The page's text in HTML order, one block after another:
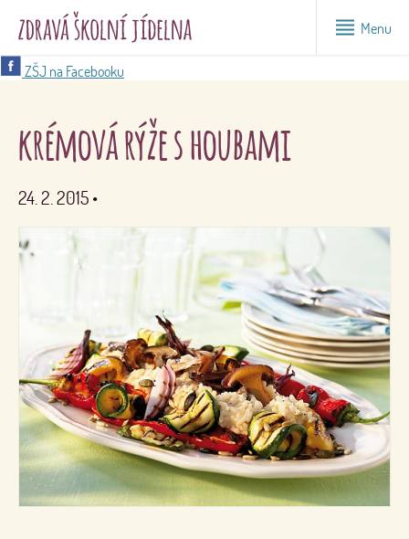
Menu
ZŠJ na Facebooku
krémová rýže s houbami
24. 2. 2015 •